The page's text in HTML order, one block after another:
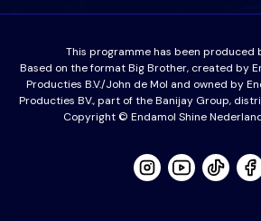
This programme has been produced
Based on the format Big Brother, created by
Producties B.V./John de Mol and owned by
Producties BV., part of the Banijay Group,
Copyright © Endamol Shine